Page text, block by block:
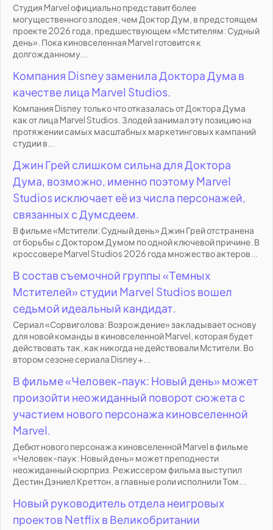
Студия Marvel официально представит более
могущественного злодея, чем Доктор Дум, в предстоящем
проекте 2026 года, предшествующем «Мстителям: Судный
день». Пока киновселенная Marvel готовится к
долгожданному...
Компания Disney заменила Доктора Дума в
качестве лица Marvel Studios.
Компания Disney только что отказалась от Доктора Дума
как от лица Marvel Studios. Злодей занимал эту позицию на
протяжении самых масштабных маркетинговых кампаний
студии в...
Джин Грей слишком сильна для Доктора
Дума, возможно, именно поэтому Marvel
Studios исключает её из числа персонажей,
связанных с Думсдеем.
В фильме «Мстители: Судный день» Джин Грей отстранена
от борьбы с Доктором Думом по одной ключевой причине. В
кроссовере Marvel Studios 2026 года множество актеров...
В состав съемочной группы «Темных
Мстителей» студии Marvel Studios вошел
седьмой идеальный кандидат.
Сериал «Сорвиголова: Возрождение» закладывает основу
для новой команды в киновселенной Marvel, которая будет
действовать так, как никогда не действовали Мстители. Во
втором сезоне сериала Disney+...
В фильме «Человек-паук: Новый день» может
произойти неожиданный поворот сюжета с
участием нового персонажа киновселенной
Marvel.
Дебют нового персонажа киновселенной Marvel в фильме
«Человек-паук: Новый день» может преподнести
неожиданный сюрприз. Режиссером фильма выступил
Дестин Дэниел Креттон, а главные роли исполнили Том...
Новый руководитель отдела неигровых
проектов Netflix в Великобритании